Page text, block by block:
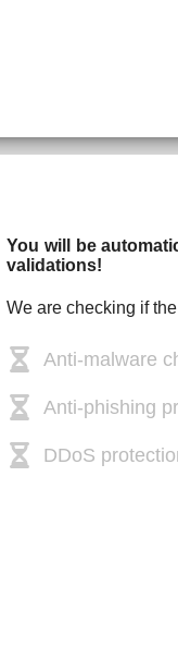
You will be
validations!
We are checking if
Anti-malware
Anti-phishing
DDoS